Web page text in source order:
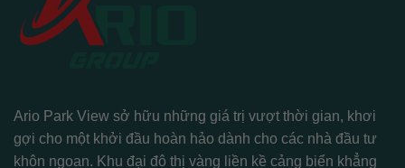
Ario Park View sở hữu những giá trị vượt thời gian, khơi
gợi cho một khởi đầu hoàn hảo dành cho các nhà đầu tư
khôn ngoan. Khu đại đô thị vàng liền kề cảng biển khẳng